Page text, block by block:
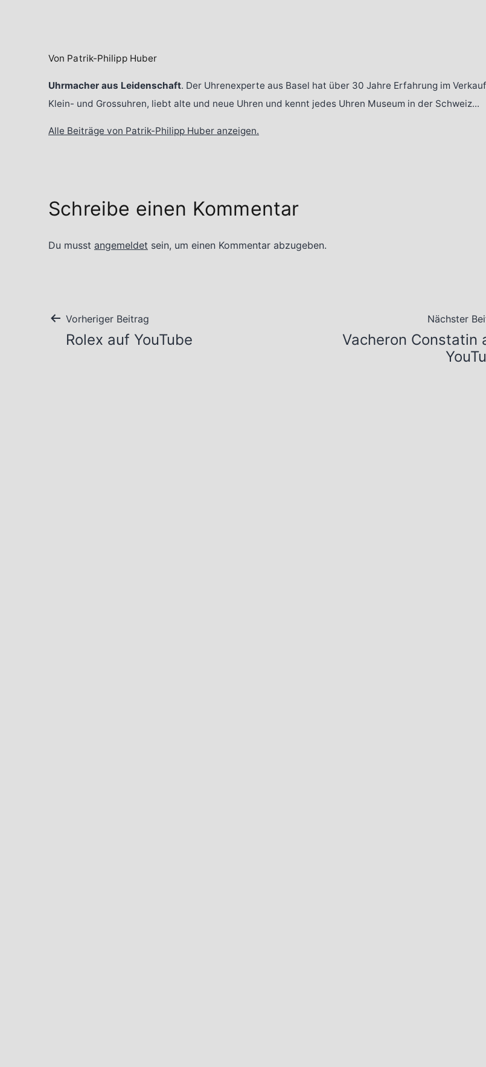
Von Patrik-Philipp Huber
Uhrmacher aus Leidenschaft. Der Uhrenexperte aus Basel hat über 30 Jahre Erfahrung im
Klein- und Grossuhren, liebt alte und neue Uhren und kennt jedes Uhren Museum in der Schweiz...
Alle Beiträge von Patrik-Philipp Huber anzeigen.
Schreibe einen Kommentar
Du musst angemeldet sein, um einen Kommentar abzugeben.
Beitragsnavigation
Vorheriger Beitrag
Rolex auf YouTube
Nächster
Vacheron Constatin